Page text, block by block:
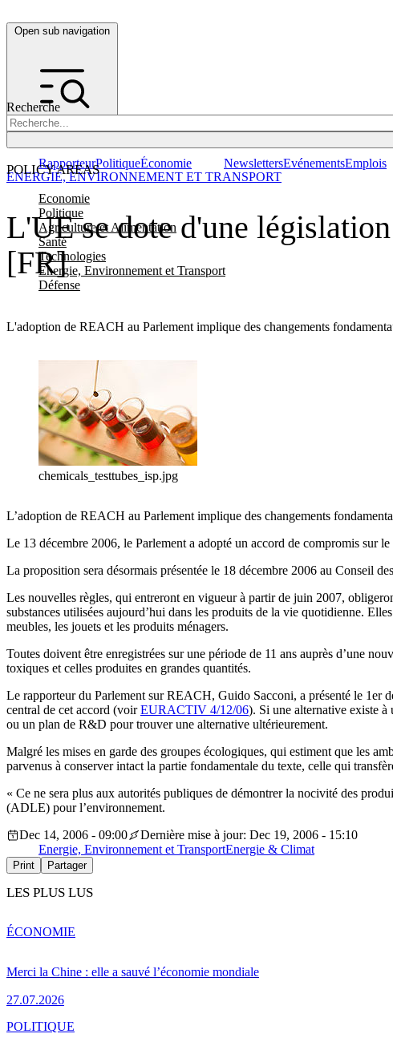
Open sub navigation
Recherche
POLICY AREAS
Economie
Politique
Agriculture et Alimentation
Santé
Technologies
Energie, Environnement et Transport
Défense
RapporteurPolitiqueÉconomie NewslettersEvénementsEmplois
L'UE se dote d'une
[FR]
L'adoption de REACH au Parlement implique des changements
ENERGIE, ENVIRONNEMENT ET TRANSPORT
chemicals_testtubes_isp.jpg
L’adoption de REACH au Parlement implique des changements
Le 13 décembre 2006, le Parlement a adopté un accord de compromis
La proposition sera désormais présentée le 18 décembre 2006 au Conseil
Les nouvelles règles, qui entreront en vigueur à partir de juin 2007,
substances utilisées aujourd’hui dans les produits de la vie quotidienne.
meubles, les jouets et les produits ménagers.
Toutes doivent être enregistrées sur une période de 11 ans auprès d’une
toxiques et celles produites en grandes quantités.
Le rapporteur du Parlement sur REACH, Guido Sacconi, a présenté le 1er
central de cet accord (voirEURACTIV 4/12/06). Si une alternative existe à
ou un plan de R&D pour trouver une alternative ultérieurement.
Malgré les mises en garde des groupes écologiques, qui estiment que les
parvenus à conserver intact la partie fondamentale du texte, celle qui
« Ce ne sera plus aux autorités publiques de démontrer la nocivité des
(ADLE) pour l’environnement.
Dec 14, 2006 - 09:00
Dernière mise à jour: Dec 19, 2006 - 15:10
Energie, Environnement et TransportEnergie & Climat
Print Partager
LES PLUS LUS
Merci la Chine : elle a sauvé l’économie mondiale
27.07.2026
ÉCONOMIE
POLITIQUE